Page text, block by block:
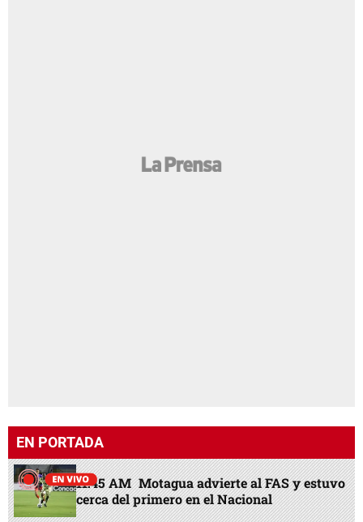
EN PORTADA
11:45 AM Motagua advierte al FAS y estuvo
cerca del primero en el Nacional